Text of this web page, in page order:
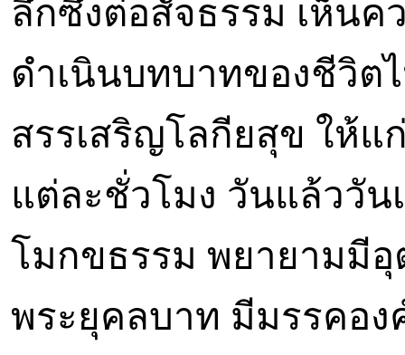
ลึกซึ้งต่อสัจธรรม เห็นค
ดำเนินบทบาทของชีวิต
สรรเสริญโลกียสุข ให้
แต่ละชั่วโมง วันแล้ววัน
โมกขธรรม พยายามมีอุ
พระยุคลบาท มีมรรคอ